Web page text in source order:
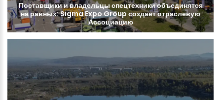
Поставщикиивладельцыспецтехникиобъединятся
наравных:SigmaExpoGroup создаетотраслевую
Ассоциацию